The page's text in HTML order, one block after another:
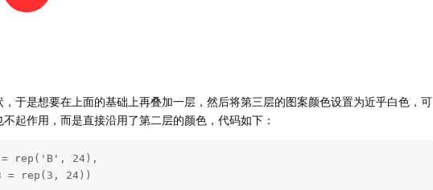
于是想要在上面的基础上再叠加一层，然后将第三层的图案颜色设置为近乎白色，可
起作用，而是直接沿用了第二层的颜色，代码如下：
= rep('B', 24),
= rep(3, 24))